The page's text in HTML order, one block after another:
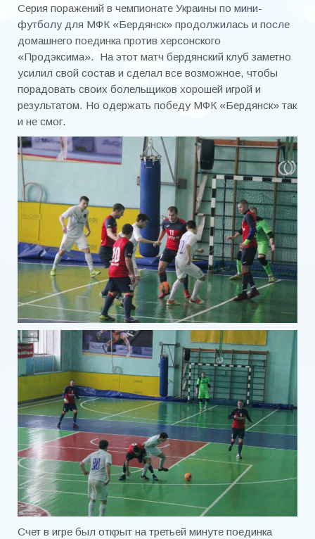
Серия поражений в чемпионате Украины по мини-
футболу для МФК «Бердянск» продолжилась и после
домашнего поединка против херсонского
«Продэксима». На этот матч бердянский клуб заметно
усилил свой состав и сделал все возможное, чтобы
порадовать своих болельщиков хорошей игрой и
результатом. Но одержать победу МФК «Бердянск» так
и не смог.
Счет в игре был открыт на третьей минуте поединка